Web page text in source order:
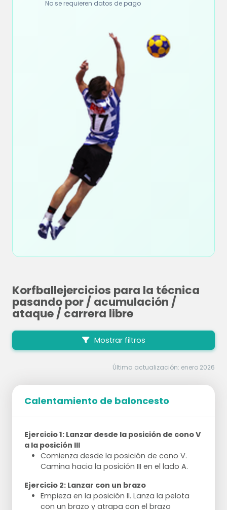
No se requieren datos de pago
Korfballejercicios para la técnica
pasando por / acumulación /
ataque / carrera libre
Mostrar filtros
Última actualización: enero 2026
Calentamiento de baloncesto
Ejercicio 1: Lanzar desde la posición de cono V
a la posición III
Comienza desde la posición de cono V.
Camina hacia la posición III en el lado A.
Ejercicio 2: Lanzar con un brazo
Empieza en la posición II. Lanza la pelota
con un brazo y atrapa con el brazo